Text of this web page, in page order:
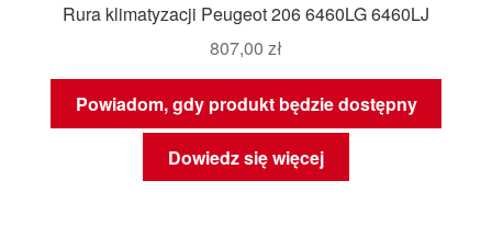
Rura klimatyzacji Peugeot 206 6460LG 6460LJ
807,00 zł
Powiadom, gdy produkt będzie dostępny
Dowiedz się więcej